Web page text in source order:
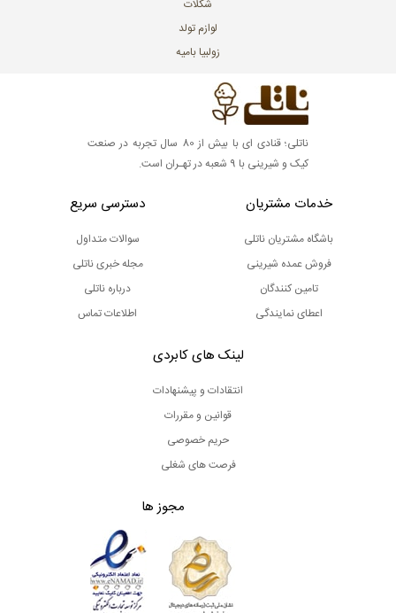
شکلات
لوازم تولد
زولبیا بامیه
ناتلی؛ قنادی ای با بیش از 80 سال تجربه در صنعت
کیک و شیرینی با 9 شعبه در تهـران است.
خدمات مشتریان
باشگاه مشتریان ناتلی
فروش عمده شیرینی
تامین کنندگان
اعطای نمایندگی
دسترسی سریع
سوالات متداول
مجله خبری ناتلی
درباره ناتلی
اطلاعات تماس
لینک های کابردی
انتقادات و پیشنهادات
قوانین و مقررات
حریم خصوصی
فرصت های شغلی
مجوز ها